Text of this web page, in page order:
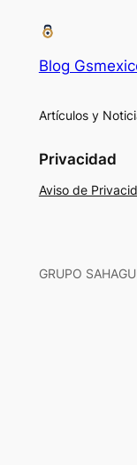
Blog
Artículos y
Privacidad
Aviso de
GRUPO